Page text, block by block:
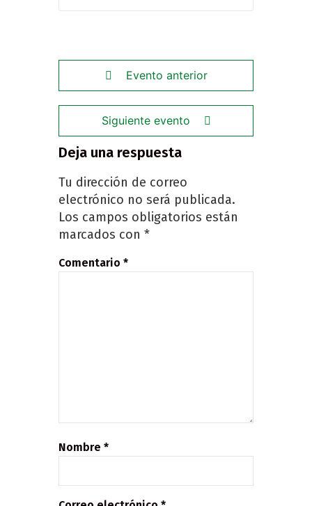
Evento anterior
Siguiente evento
Deja una respuesta
Tu dirección de correo
electrónico no será publicada.
Los campos obligatorios están
marcados con *
Comentario *
Nombre *